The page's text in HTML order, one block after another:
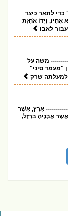
לתאר כיצד
וְיָדוֹ אֹחֶזֶת
לאבו
משה על
"מעמד סיני"
למעלתה שרק
אֶרֶץ, אֲשֶׁר
אֲבָנֶיהָ בַרְזֶל,